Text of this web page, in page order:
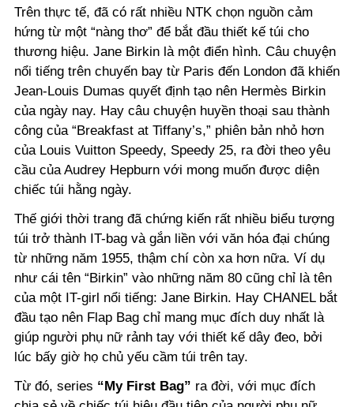
Trên thực tế, đã có rất nhiều NTK chọn nguồn cảm
hứng từ một “nàng thơ” để bắt đầu thiết kế túi cho
thương hiệu. Jane Birkin là một điển hình. Câu chuyện
nổi tiếng trên chuyến bay từ Paris đến London đã khiến
Jean-Louis Dumas quyết định tạo nên Hermès Birkin
của ngày nay. Hay câu chuyện huyền thoại sau thành
công của “Breakfast at Tiffany’s,” phiên bản nhỏ hơn
của Louis Vuitton Speedy, Speedy 25, ra đời theo yêu
cầu của Audrey Hepburn với mong muốn được diện
chiếc túi hằng ngày.
Thế giới thời trang đã chứng kiến rất nhiều biểu tượng
túi trở thành IT-bag và gắn liền với văn hóa đại chúng
từ những năm 1955, thậm chí còn xa hơn nữa. Ví dụ
như cái tên “Birkin” vào những năm 80 cũng chỉ là tên
của một IT-girl nổi tiếng: Jane Birkin. Hay CHANEL bắt
đầu tạo nên Flap Bag chỉ mang mục đích duy nhất là
giúp người phụ nữ rảnh tay với thiết kế dây đeo, bởi
lúc bấy giờ họ chủ yếu cầm túi trên tay.
Từ đó, series “My First Bag” ra đời, với mục đích